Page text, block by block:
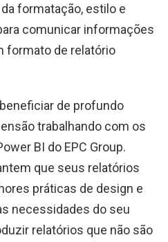
formatação, estilo e
comunicar informações
formato de relatório
de profundo
trabalhando com os
BI do EPC Group.
que seus relatórios
práticas de design e
necessidades do seu
relatórios que não são